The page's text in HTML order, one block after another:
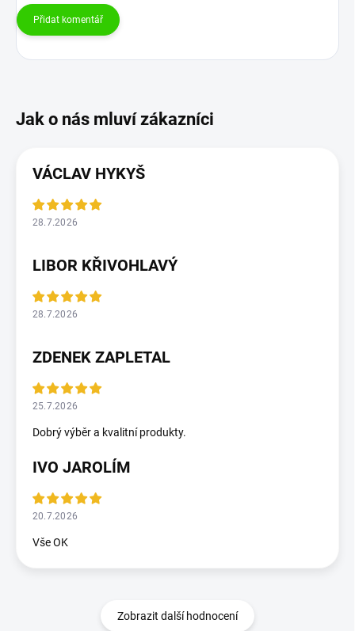
Přidat komentář
VÁCLAV HYKYŠ
28.7.2026
LIBOR KŘIVOHLAVÝ
28.7.2026
ZDENEK ZAPLETAL
25.7.2026
Dobrý výběr a kvalitní produkty.
IVO JAROLÍM
20.7.2026
Vše OK
Zobrazit další hodnocení